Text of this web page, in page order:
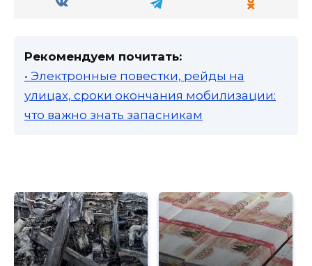
Рекомендуем почитать:
• Электронные повестки, рейды на
улицах, сроки окончания мобилизации:
что важно знать запасникам